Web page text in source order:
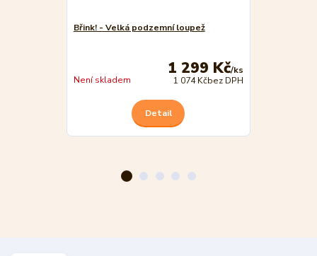
Břink! - Velká podzemní loupež
1 299 Kč/ks
1 074 Kčbez DPH
Není skladem
Detail